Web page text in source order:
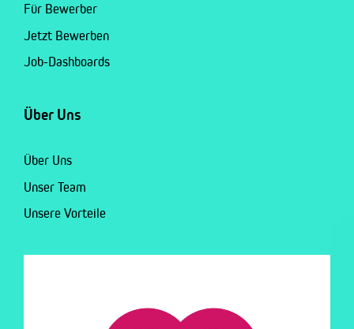
Für Bewerber
Jetzt Bewerben
Job-Dashboards
Über Uns
Über Uns
Unser Team
Unsere Vorteile